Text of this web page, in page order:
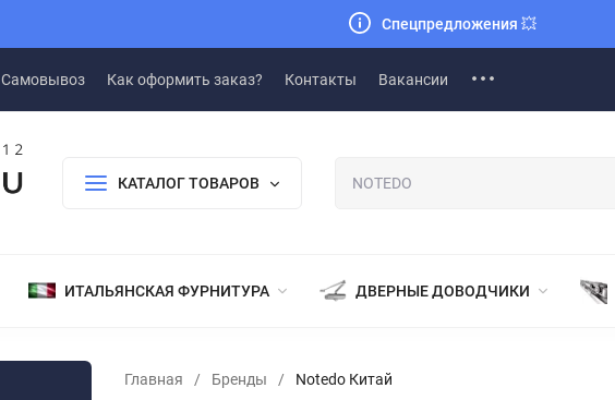
Спецпредложения 💥
Самовывоз Как оформить заказ? Контакты Вакансии
КАТАЛОГ ТОВАРОВ
ИТАЛЬЯНСКАЯ ФУРНИТУРА ДВЕРНЫЕ ДОВОДЧИКИ
Главная / Бренды / Notedo Китай